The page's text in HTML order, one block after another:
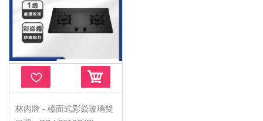
林內牌 - 檯面式彩焱玻璃雙